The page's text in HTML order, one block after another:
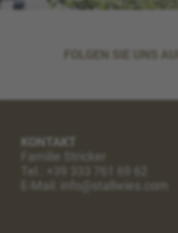
FOLGEN SIE UNS AUF
KONTAKT
Familie Stricker
Tel.:
+39 333 761 69 62
E-Mail: info@stallwies.com